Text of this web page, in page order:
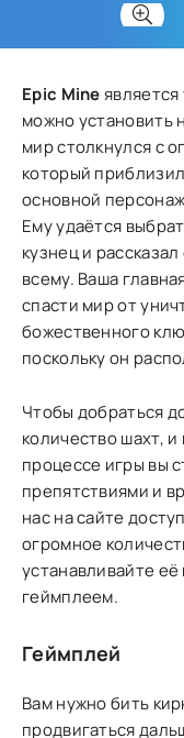
Epic Mine
можно установить
мир столкнулся с
который
основной
Ему удаётся
кузнец и
всему. Ваша
спасти мир от
божественного
поскольку он
Чтобы добраться
количество шахт,
процессе игры вы
препятствиями и
нас на сайте
огромное
устанавливайте
геймплеем.
Геймплей
Вам нужно бить
продвигаться